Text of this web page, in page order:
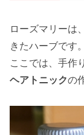
ローズマリーは
きたハーブです。
ここでは、手作
ヘアトニックの